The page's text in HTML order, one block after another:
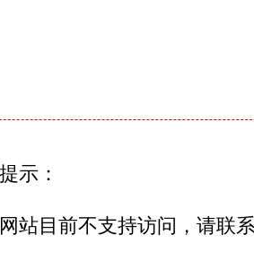
示：
站目前不支持访问，请联